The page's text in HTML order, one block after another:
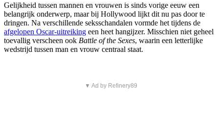
Gelijkheid tussen mannen en vrouwen is sinds vorige eeuw een
belangrijk onderwerp, maar bij Hollywood lijkt dit nu pas door te
dringen. Na verschillende seksschandalen vormde het tijdens de
afgelopen Oscar-uitreiking een heet hangijzer. Misschien niet geheel
toevallig verscheen ook Battle of the Sexes, waarin een letterlijke
wedstrijd tussen man en vrouw centraal staat.
▼ Ad by Refinery89